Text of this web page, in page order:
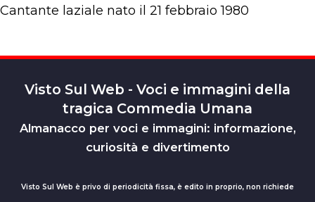
Cantante laziale nato il 21 febbraio 1980
Visto Sul Web - Voci e immagini della
tragica Commedia Umana
Almanacco per voci e immagini: informazione,
curiosità e divertimento
Visto Sul Web è privo di periodicità fissa, è edito in proprio, non richiede